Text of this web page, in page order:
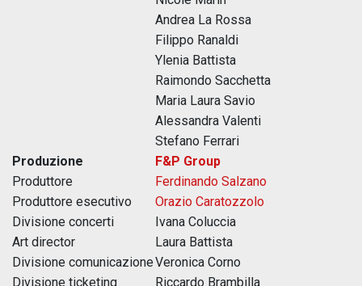
Andrea La Rossa
Filippo Ranaldi
Ylenia Battista
Raimondo Sacchetta
Maria Laura Savio
Alessandra Valenti
Stefano Ferrari
Produzione
F&P Group
Produttore
Ferdinando Salzano
Produttore esecutivo
Orazio Caratozzolo
Divisione concerti
Ivana Coluccia
Art director
Laura Battista
Divisione comunicazioneVeronica Corno
Divisione ticketing
Riccardo Brambilla